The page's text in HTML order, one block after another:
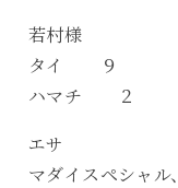
若村様
タイ ９
ハマチ ２
エサ
マダイスペシャ